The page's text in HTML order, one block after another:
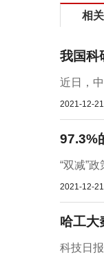
相
我国科
近日，
2021-12-
97.3%
“双减”
2021-12-
哈工大
科技日